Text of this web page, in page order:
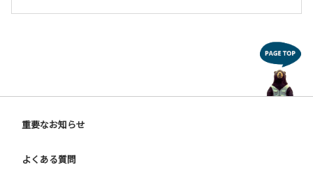
重要なお知らせ
よくある質問